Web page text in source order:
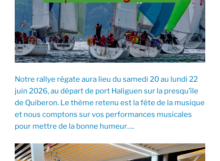
Notre rallye régate aura lieu du samedi 20 au lundi 22
juin 2026, au départ de port Haliguen sur la presqu’île
de Quiberon. Le thème retenu est la fête de la musique
et nous comptons sur vos performances musicales
pour mettre de la bonne humeur….